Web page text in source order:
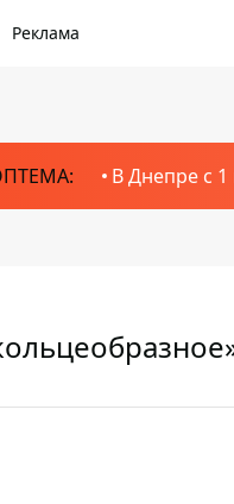
Реклама
В Днепре с